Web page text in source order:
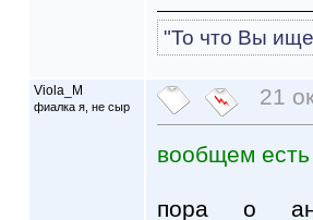
"То что Вы
Viola_M
фиалка я, не сыр 21
вообщем
пора о